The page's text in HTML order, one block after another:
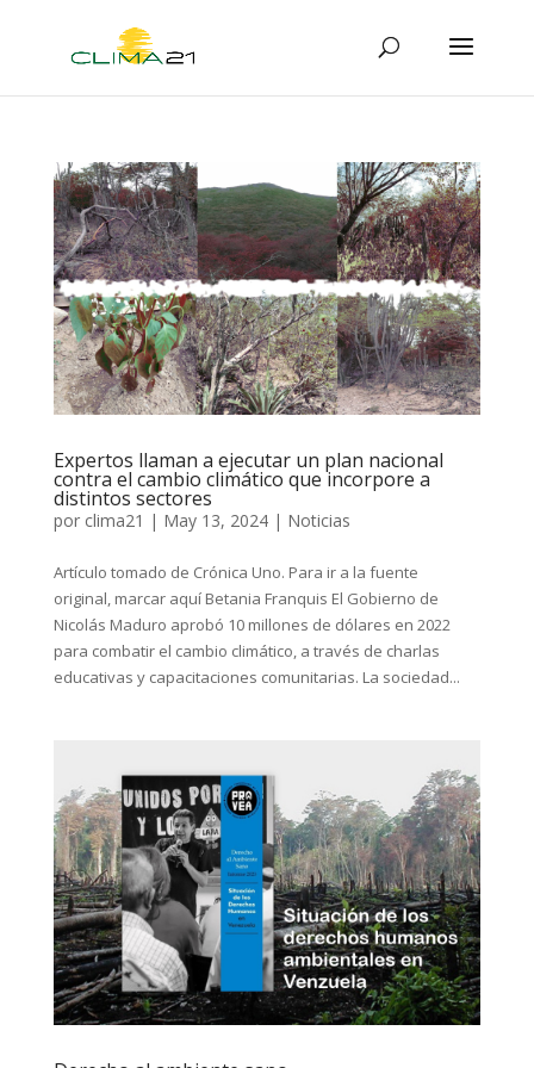
Expertos llaman a ejecutar un plan nacional
contra el cambio climático que incorpore a
distintos sectores
por clima21 | May 13, 2024| Noticias
Artículo tomado de Crónica Uno. Para ir a la fuente
original, marcar aquí Betania Franquis El Gobierno de
Nicolás Maduro aprobó 10 millones de dólares en 2022
para combatir el cambio climático, a través de charlas
educativas y capacitaciones comunitarias. La sociedad...